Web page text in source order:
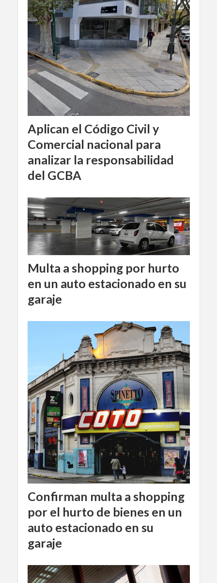
Aplican el Código Civil y
Comercial nacional para
analizar la responsabilidad
del GCBA
Multa a shopping por hurto
en un auto estacionado en su
garaje
Confirman multa a shopping
por el hurto de bienes en un
auto estacionado en su
garaje